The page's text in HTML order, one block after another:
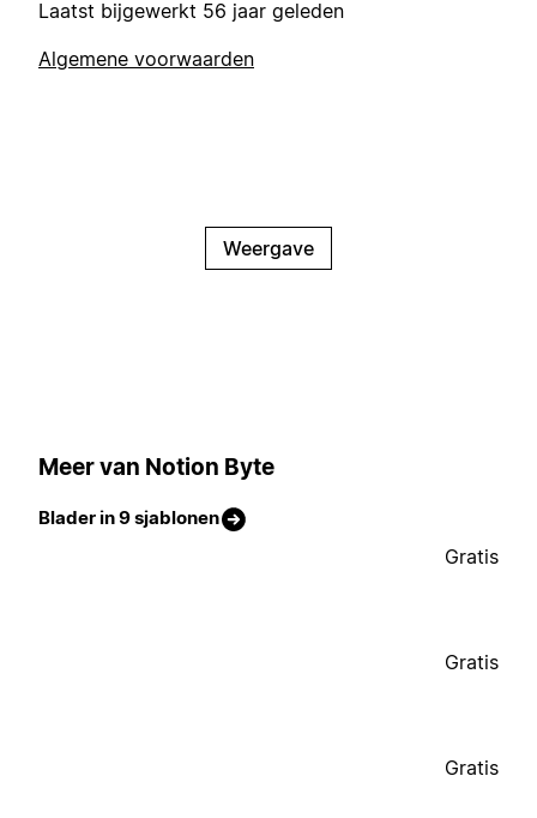
Laatst bijgewerkt 56 jaar geleden
Algemene voorwaarden
Weergave
Meer van Notion Byte
Blader in 9 sjablonen
Gratis
Gratis
Gratis